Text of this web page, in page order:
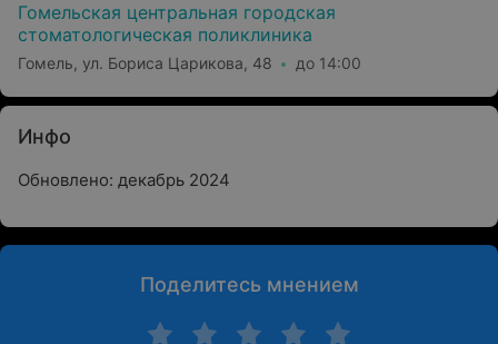
Гомельская центральная городская
стоматологическая поликлиника
Гомель, ул. Бориса Царикова, 48 до 14:00
Инфо
Обновлено: декабрь 2024
Поделитесь мнением